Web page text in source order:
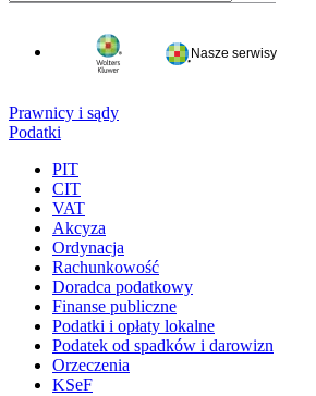
Nasze serwisy
Prawnicy i sądy
Podatki
PIT
CIT
VAT
Akcyza
Ordynacja
Rachunkowość
Doradca podatkowy
Finanse publiczne
Podatki i opłaty lokalne
Podatek od spadków i darowizn
Orzeczenia
KSeF